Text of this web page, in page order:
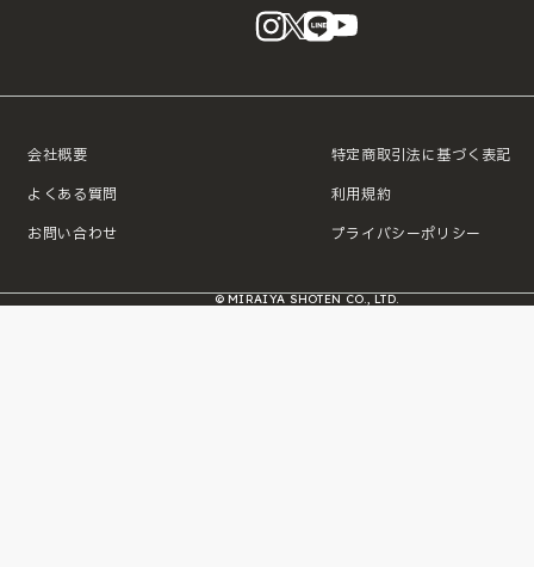
instagram
X LINE
会社概要
よくある質問
お問い合わせ
特定商取引法に基づく表記
利用規約
プライバシーポリシー
© MIRAIYA SHOTEN CO., LTD.